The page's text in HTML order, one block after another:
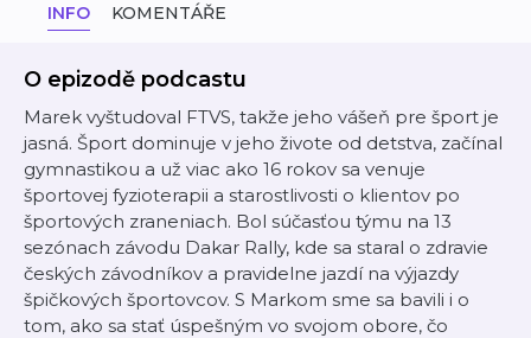
INFO KOMENTÁŘE
O epizodě podcastu
Marek vyštudoval FTVS, takže jeho vášeň pre šport je
jasná. Šport dominuje v jeho živote od detstva, začínal
gymnastikou a už viac ako 16 rokov sa venuje
športovej fyzioterapii a starostlivosti o klientov po
športových zraneniach. Bol súčasťou týmu na 13
sezónach závodu Dakar Rally, kde sa staral o zdravie
českých závodníkov a pravidelne jazdí na výjazdy
špičkových športovcov. S Markom sme sa bavili i o
tom, ako sa stať úspešným vo svojom obore, čo